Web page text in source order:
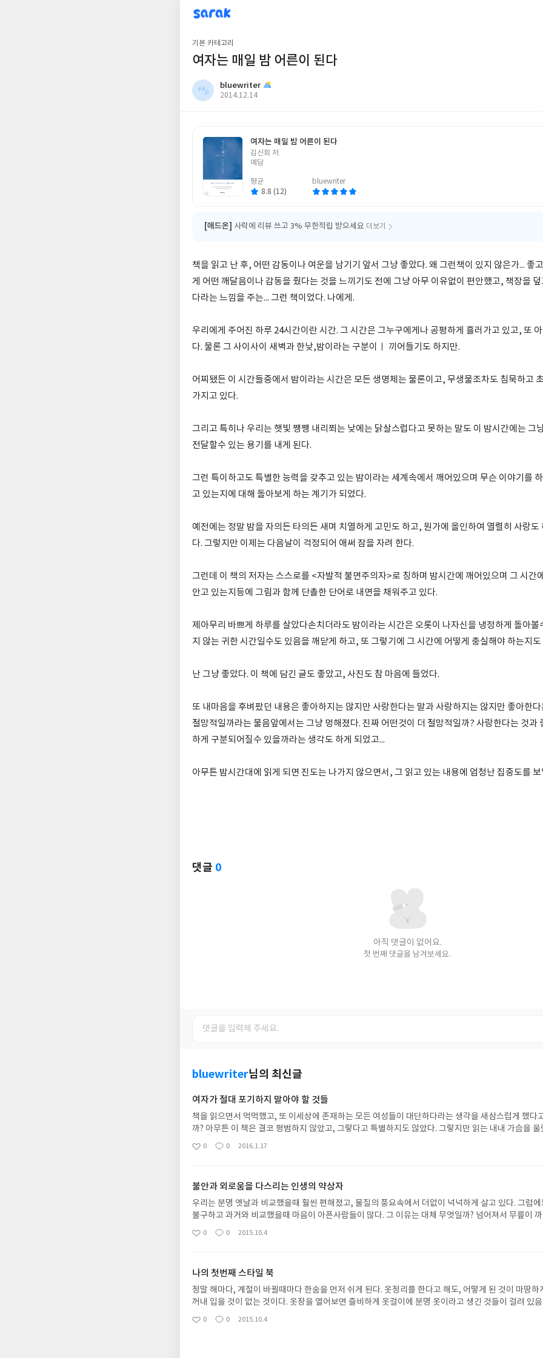
sarak
bluewriter
기본 카테고리
여자는 매일 밤 어른이 된다
bluewriter
작
2014.12.14
여자는 매일 밤 어른이 된다
글
쓴
김신회 저
예담
평균
8.8 (12)
bluewriter
[애드온] 사락에 리뷰 쓰고 3% 무한적립 받으세요 더보기
책을 읽고 난 후, 어떤 감동이나 여운을 남기기 앞서 그냥 좋았다. 왜 그런책이 있지 않은가... 좋
게 어떤 깨달음이나 감동을 줬다는 것을 느끼기도 전에 그냥 아무 이유없이 편안했고, 책장을
다라는 느낌을 주는... 그런 책이었다. 나에게.
우리에게 주어진 하루 24시간이란 시간. 그 시간은 그누구에게나 공평하게 흘러가고 있고, 또
다. 물론 그 사이사이 새벽과 한낮,밤이라는 구분이ㅣ 끼어들기도 하지만.
어찌됐든 이 시간들중에서 밤이라는 시간은 모든 생명체는 물론이고, 무생물조차도 침묵하고
가지고 있다.
그리고 특히나 우리는 햇빛 쨍쨍 내리쬐는 낮에는 닭살스럽다고 못하는 말도 이 밤시간에는 그
전달할수 있는 용기를 내게 된다.
그런 특이하고도 특별한 능력을 갖추고 있는 밤이라는 세계속에서 깨어있으며 무슨 이야기를
고 있는지에 대해 돌아보게 하는 계기가 되었다.
예전에는 정말 밤을 자의든 타의든 새며 치열하게 고민도 하고, 뭔가에 올인하여 열렬히 사랑도
다. 그렇지만 이제는 다음날이 걱정되어 애써 잠을 자려 한다.
그런데 이 책의 저자는 스스로를 <자발적 불면주의자>로 칭하며 밤시간에 깨어있으며 그 시간
안고 있는지등에 그림과 함께 단촐한 단어로 내면을 채워주고 있다.
제아무리 바쁘게 하루를 살았다손치더라도 밤이라는 시간은 오롯이 나자신을 냉정하게 돌아볼
지 않는 귀한 시간일수도 있음을 깨닫게 하고, 또 그렇기에 그 시간에 어떻게 충실해야 하는지
난 그냥 좋았다. 이 책에 담긴 글도 좋았고, 사진도 참 마음에 들었다.
또 내마음을 후벼팠던 내용은 좋아하지는 않지만 사랑한다는 말과 사랑하지는 않지만 좋아한
절망적일까라는 물음앞에서는 그냥 멍해졌다. 진짜 어떤것이 더 절망적일까? 사랑한다는 것과
하게 구분되어질수 있을까라는 생각도 하게 되었고...
아무튼 밤시간대에 읽게 되면 진도는 나가지 않으면서, 그 읽고 있는 내용에 엄청난 집중도를
댓글 0
아직 댓글이 없어요.
첫 번째 댓글을 남겨보세요.
bluewriter님의 최신글
여자가 절대 포기하지 말아야 할 것들
책을 읽으면서 먹먹했고, 또 이세상에 존재하는 모든 여성들이 대단하다라는 생각을 새삼스럽게 했다
까? 아무튼 이 책은 결코 평범하지 않았고, 그렇다고 특별하지도 않았다. 그렇지만 읽는 내내 가슴을 울
고, 또 내가 지금 제대로 살고 있나 라는 생각을 하게 했다. 여성으로서 제대로 살아가고 있는지, 이세상
존재하는 남성 여성중 어느 한쪽의 영역에 서서 살고 있는지 뿐만 아니라, 인간으로서 제대로 내 몫을
는 이유중 하나가 그 안에 담겨 있는 내용들이 결코 낯설지 않았고, 내 이야기일때도 있고 엄마 이야기
도 있고, 친구의 이야기일때도 있었기 때문일것이다. 함께 호흡하며 살아가는 내 지인들, 나와 같은 여
이 겪고 있는 희로애락에 대한 이야기가 담겨 있었기에 결코 귀를 닫을수 없었고, 마음으로 공감할수
된다. 그런데 나잇값을 한다는 것이 결코 쉽지 않음도 안다. 그리고 나이가 들어감에 따라 어쩜 그렇게
관계속에서 우리는 엄마로, 아내로, 딸로, 며느리로, 직장인으로 하루하루를 살아간다. 그곳에서 만나
되는 여러형태의 상황들과 마주하며 현명하게 대처해야 했고, 어느한쪽으로 치우치지 않게 조정하기
부단히 노력중이다. 어렸을때는 딸로써, 학생으로써 나에게 주어진 일에 최선을 다하면 되었다. 그때가
싶다. 그런데 어느날 가정을 일구게 되고, 아내로써 엄마로써의 자리가 생긴 이후로는 내 개인적인 계
좋
0
댓
0
작
2016.1.17
불안과 외로움을 다스리는 인생의 약상자
우리는 분명 옛날과 비교했을때 훨씬 편해졌고, 물질의 풍요속에서 더없이 넉넉하게 살고 있다. 그럼에
불구하고 과거와 비교했을때 마음이 아픈사람들이 많다. 그 이유는 대체 무엇일까? 넘어져서 무릎이
피가 난다거나, 감기에 걸려 콧물을 흘리거나 기침을 할때면 우리는 눈치보지 않고 병원으로 약국으로
아간다. 그런데, 마음이 아플때, 나도 제어할수 없을 정도의 심적불안감이 찾아올때 일단 우리는 이 부
다. 그렇지만 이제는 모든 사람들이 자신이 아픈 것에 대해 밝히는 추세다. 그리고 그것을 그사람의 약
나 치부로 생각하지 않고, 얼른 낫기 바란다고 응원하고 격려를 해주게 된다. 이 책의 저자는 우리에게
이라는 것을 멀리서 찾으려 하지 말고, 뭔가를 획득해야만 이뤄지는 것이라 생각하지 말라고 당부한다.
게 망각하고 지낸다. 평온무사한 날이 진행되면 뭔가 빠진것 같고, 뭔가 뒤처지고 있는 것은 아닐까 하
좋
0
댓
0
작
2015.10.4
나의 첫번째 스타일 북
정말 해마다, 계절이 바뀔때마다 한숨을 먼저 쉬게 된다. 옷정리를 한다고 해도, 어떻게 된 것이 마땅하
꺼내 입을 것이 없는 것이다. 옷장을 열어보면 즐비하게 옷걸이에 분명 옷이라고 생긴 것들이 걸려 있
도 불구하고. 그래서 이 책에 대한 호기심이 컸었다. 도대체 기본적으로 갖춰야 하는 옷들은 무엇이고,
기본을 갖췄을 경우 몇장으로 여러형태의 코디가 가능한지에 대한 궁금증이 컸었다. 아마 옷에 대한 생
좋
0
댓
0
작
2015.10.4